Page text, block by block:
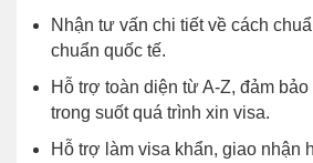
Nhận tư vấn chi tiết về cách
chuẩn quốc tế.
Hỗ trợ toàn diện từ A-Z, đảm
trong suốt quá trình xin visa.
Hỗ trợ làm visa khẩn, giao nhận